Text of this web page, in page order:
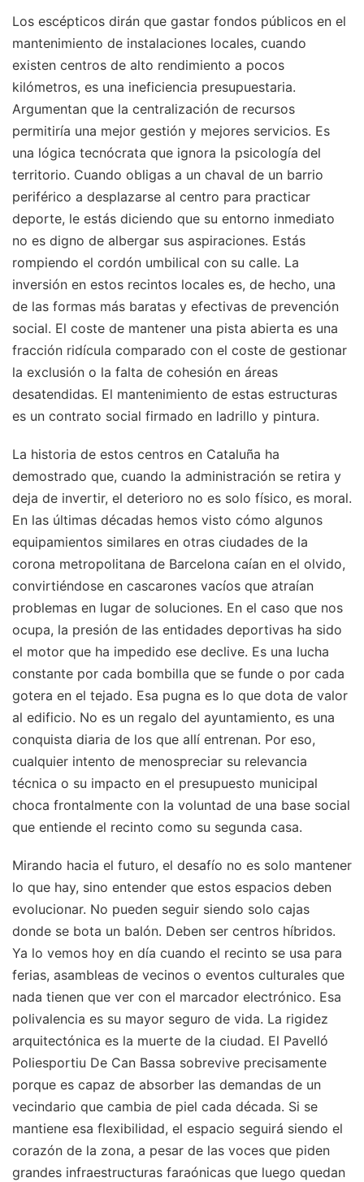
Los escépticos dirán que gastar fondos públicos en el
mantenimiento de instalaciones locales, cuando
existen centros de alto rendimiento a pocos
kilómetros, es una ineficiencia presupuestaria.
Argumentan que la centralización de recursos
permitiría una mejor gestión y mejores servicios. Es
una lógica tecnócrata que ignora la psicología del
territorio. Cuando obligas a un chaval de un barrio
periférico a desplazarse al centro para practicar
deporte, le estás diciendo que su entorno inmediato
no es digno de albergar sus aspiraciones. Estás
rompiendo el cordón umbilical con su calle. La
inversión en estos recintos locales es, de hecho, una
de las formas más baratas y efectivas de prevención
social. El coste de mantener una pista abierta es una
fracción ridícula comparado con el coste de gestionar
la exclusión o la falta de cohesión en áreas
desatendidas. El mantenimiento de estas estructuras
es un contrato social firmado en ladrillo y pintura.
La historia de estos centros en Cataluña ha
demostrado que, cuando la administración se retira y
deja de invertir, el deterioro no es solo físico, es moral.
En las últimas décadas hemos visto cómo algunos
equipamientos similares en otras ciudades de la
corona metropolitana de Barcelona caían en el olvido,
convirtiéndose en cascarones vacíos que atraían
problemas en lugar de soluciones. En el caso que nos
ocupa, la presión de las entidades deportivas ha sido
el motor que ha impedido ese declive. Es una lucha
constante por cada bombilla que se funde o por cada
gotera en el tejado. Esa pugna es lo que dota de valor
al edificio. No es un regalo del ayuntamiento, es una
conquista diaria de los que allí entrenan. Por eso,
cualquier intento de menospreciar su relevancia
técnica o su impacto en el presupuesto municipal
choca frontalmente con la voluntad de una base social
que entiende el recinto como su segunda casa.
Mirando hacia el futuro, el desafío no es solo mantener
lo que hay, sino entender que estos espacios deben
evolucionar. No pueden seguir siendo solo cajas
donde se bota un balón. Deben ser centros híbridos.
Ya lo vemos hoy en día cuando el recinto se usa para
ferias, asambleas de vecinos o eventos culturales que
nada tienen que ver con el marcador electrónico. Esa
polivalencia es su mayor seguro de vida. La rigidez
arquitectónica es la muerte de la ciudad. El Pavelló
Poliesportiu De Can Bassa sobrevive precisamente
porque es capaz de absorber las demandas de un
vecindario que cambia de piel cada década. Si se
mantiene esa flexibilidad, el espacio seguirá siendo el
corazón de la zona, a pesar de las voces que piden
grandes infraestructuras faraónicas que luego quedan